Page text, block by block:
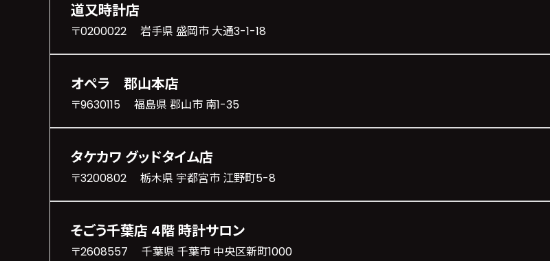
道又時計店
〒0200022 岩手県 盛岡市 大通3-1-18
オペラ 郡山本店
〒9630115 福島県 郡山市 南1-35
タケカワ グッドタイム店
〒3200802 栃木県 宇都宮市 江野町5-8
そごう千葉店 4階 時計サロン
〒2608557 千葉県 千葉市 中央区新町1000